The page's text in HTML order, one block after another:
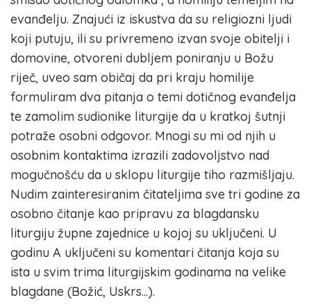
evanđelju. Znajući iz iskustva da su religiozni ljudi
koji putuju, ili su privremeno izvan svoje obitelji i
domovine, otvoreni dubljem poniranju u Božu
riječ, uveo sam običaj da pri kraju homilije
formuliram dva pitanja o temi dotičnog evanđelja
te zamolim sudionike liturgije da u kratkoj šutnji
potraže osobni odgovor. Mnogi su mi od njih u
osobnim kontaktima izrazili zadovoljstvo nad
mogučnošću da u sklopu liturgije tiho razmišljaju.
Nudim zainteresiranim čitateljima sve tri godine za
osobno čitanje kao pripravu za blagdansku
liturgiju župne zajednice u kojoj su uključeni. U
godinu A uključeni su komentari čitanja koja su
ista u svim trima liturgijskim godinama na velike
blagdane (Božić, Uskrs...).